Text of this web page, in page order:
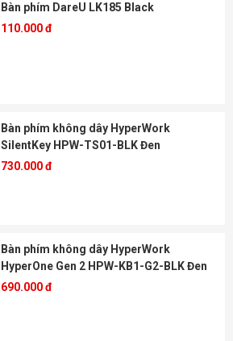
Bàn phím DareU LK185 Black
110.000 đ
Bàn phím không dây HyperWork
SilentKey HPW-TS01-BLK Đen
730.000 đ
Bàn phím không dây HyperWork
HyperOne Gen 2 HPW-KB1-G2-BLK Đen
690.000 đ